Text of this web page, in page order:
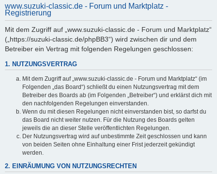
www.suzuki-classic.de - Forum und Marktplatz -
Registrierung
Mit dem Zugriff auf „www.suzuki-classic.de - Forum und Marktplatz“
(„https://suzuki-classic.de/phpBB3“) wird zwischen dir und dem
Betreiber ein Vertrag mit folgenden Regelungen geschlossen:
1. NUTZUNGSVERTRAG
Mit dem Zugriff auf „www.suzuki-classic.de - Forum und Marktplatz“ (im
Folgenden „das Board“) schließt du einen Nutzungsvertrag mit dem
Betreiber des Boards ab (im Folgenden „Betreiber“) und erklärst dich mit
den nachfolgenden Regelungen einverstanden.
Wenn du mit diesen Regelungen nicht einverstanden bist, so darfst du
das Board nicht weiter nutzen. Für die Nutzung des Boards gelten
jeweils die an dieser Stelle veröffentlichten Regelungen.
Der Nutzungsvertrag wird auf unbestimmte Zeit geschlossen und kann
von beiden Seiten ohne Einhaltung einer Frist jederzeit gekündigt
werden.
2. EINRÄUMUNG VON NUTZUNGSRECHTEN